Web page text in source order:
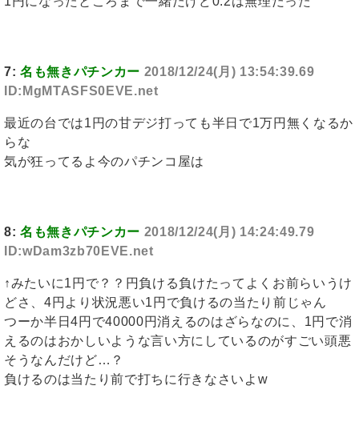
7: 名も無きパチンカー 2018/12/24(月) 13:54:39.69
ID:MgMTASFS0EVE.net
最近の台では1円の甘デジ打っても半日で1万円無くなるか
らな
気が狂ってるよ今のパチンコ屋は
8: 名も無きパチンカー 2018/12/24(月) 14:24:49.79
ID:wDam3zb70EVE.net
↑みたいに1円で？？円負ける負けたってよくお前らいうけ
どさ、4円より状況悪い1円で負けるの当たり前じゃん
つーか半日4円で40000円消えるのはざらなのに、1円で消
えるのはおかしいような言い方にしているのがすごい頭悪
そうなんだけど…？
負けるのは当たり前で打ちに行きなさいよw